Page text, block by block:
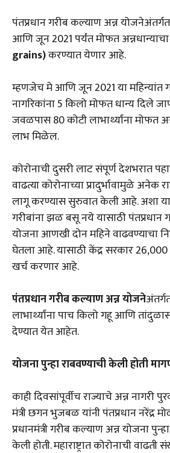
पंतप्रधान गरीब कल्याण अन्न
आणि जून 2021 पर्यंत मोफत
grains)करण्यात येणार आहे.
म्हणजेच मे आणि जून 2021 या महिन्यांत
नागरिकांना 5 किलो मोफत धान्य दिले
जवळपास 80 कोटी लाभार्थ्यांना मोफत
लाभ मिळेल.
कोरोनाची दुसरी लाट संपूर्ण देशभरात
वाढत्या कोरोनाच्या प्रादुर्भावामुळे अनेक
लागू करण्यास सुरुवात केली आहे. अशा या
गरीबांना झळ बसू नये यासाठी पंतप्रधान
योजना आणखी दोन महिने वाढवण्याचा
घेतला आहे. यासाठी केंद्र सरकार
खर्च करणार आहे.
पंतप्रधान गरीब कल्याण अन्न योजने
लाभार्थ्यांना पाच किलो गहू आणि
देण्यात येत आहेत.
योजना पुन्हा राबवण्याची केली होती
काही दिवसांपूर्वीच राज्याचे अन्न नागरी
मंत्री छगन भुजबळ यांनी पंतप्रधान नरेंद्र
प्रधानमंत्री गरीब कल्याण अन्न योजना
केली होती. महाराष्ट्रात कोरोनाची